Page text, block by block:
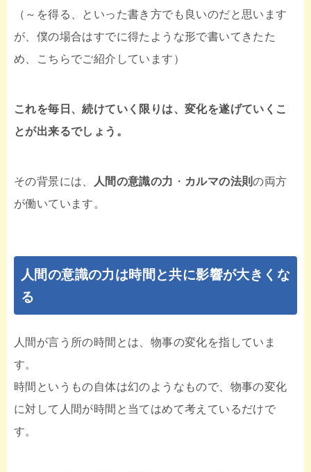
（～を得る、といった書き方でも良いのだと思います
が、僕の場合はすでに得たような形で書いてきたた
め、こちらでご紹介しています）
これを毎日、続けていく限りは、変化を遂げていくこ
とが出来るでしょう。
その背景には、 人間の意識の力 ・ カルマの法則の両方
が働いています。
人間の意識の力は時間と共に影響が大きくな
る
人間が言う所の時間とは、物事の変化を指していま
す。
時間というもの自体は幻のようなもので、物事の変化
に対して人間が時間と当てはめて考えているだけで
す。